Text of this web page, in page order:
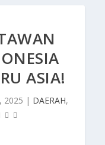
ASIA!
2025 | DAERAH,